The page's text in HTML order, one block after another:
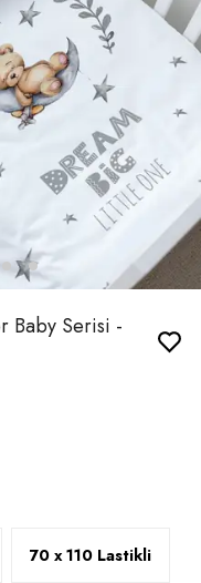
Baby Serisi -
70 x 110 Lastikli